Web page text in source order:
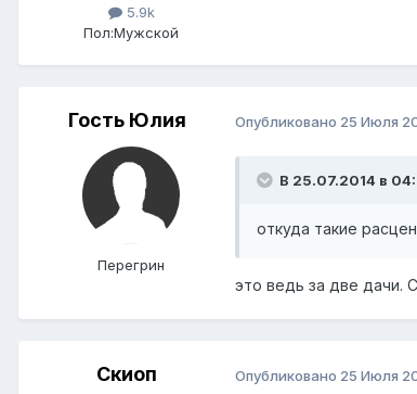
5.9k
Пол:Мужской
Гость Юлия
Перегрин
Опубликовано 25 Июля
В 25.07.2014 в
откуда такие
это ведь за две дачи.
Скиоп Опубликовано 25 Июля